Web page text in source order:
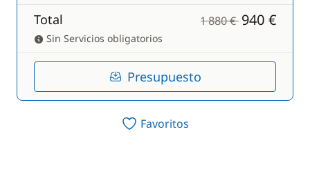
Total 1 880 € 940 €
Sin Servicios obligatorios
Presupuesto
Favoritos